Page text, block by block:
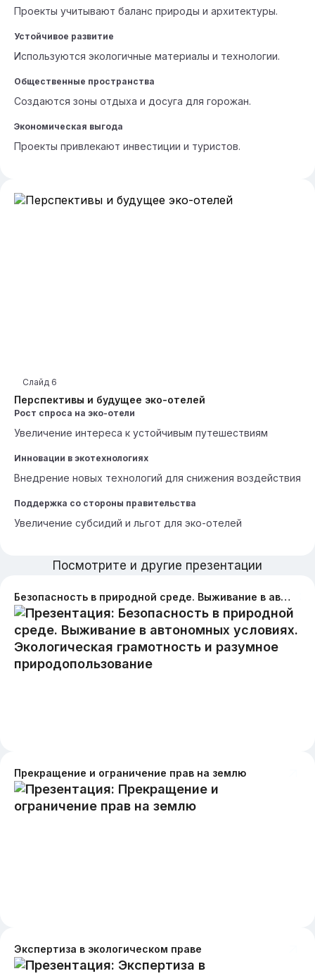
Проекты учитывают баланс природы и архитектуры.
Устойчивое развитие
Используются экологичные материалы и технологии.
Общественные пространства
Создаются зоны отдыха и досуга для горожан.
Экономическая выгода
Проекты привлекают инвестиции и туристов.
Перспективы и будущее эко-отелей
Слайд 6
Рост спроса на эко-отели
Увеличение интереса к устойчивым путешествиям
Инновации в экотехнологиях
Внедрение новых технологий для снижения воздействия
Поддержка со стороны правительства
Увеличение субсидий и льгот для эко-отелей
Посмотрите и другие презентации
Безопасность в природной среде. Выживание в автономных условиях. Экологическая грамотность и разумное природопользование
Прекращение и ограничение прав на землю
Экспертиза в экологическом праве